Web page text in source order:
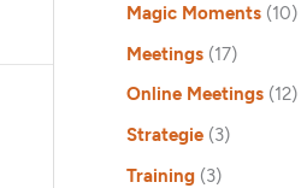
Magic Moments(10)
Meetings(17)
Online Meetings(12)
Strategie(3)
Training(3)